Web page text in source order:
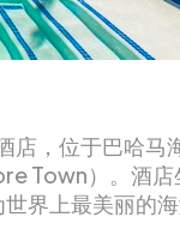
店，位于巴哈马
Town）。酒店
界上最美丽的